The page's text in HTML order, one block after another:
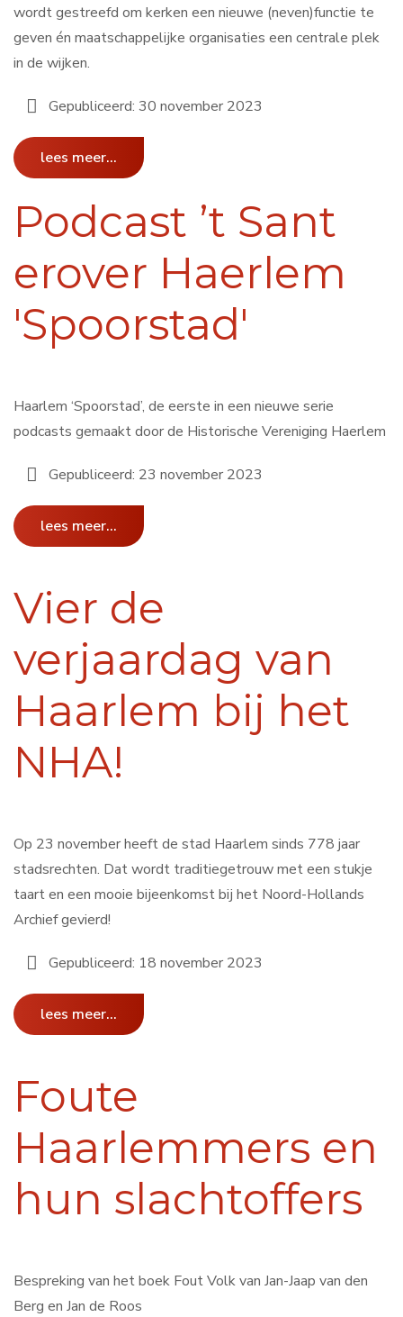
wordt gestreefd om kerken een nieuwe (neven)functie te
geven én maatschappelijke organisaties een centrale plek
in de wijken.
Gepubliceerd: 30 november 2023
lees meer...
Podcast ’t Sant
erover Haerlem
'Spoorstad'
Haarlem ‘Spoorstad’, de eerste in een nieuwe serie
podcasts gemaakt door de Historische Vereniging Haerlem
Gepubliceerd: 23 november 2023
lees meer...
Vier de
verjaardag van
Haarlem bij het
NHA!
Op 23 november heeft de stad Haarlem sinds 778 jaar
stadsrechten. Dat wordt traditiegetrouw met een stukje
taart en een mooie bijeenkomst bij het Noord-Hollands
Archief gevierd!
Gepubliceerd: 18 november 2023
lees meer...
Foute
Haarlemmers en
hun slachtoffers
Bespreking van het boek Fout Volk van Jan-Jaap van den
Berg en Jan de Roos